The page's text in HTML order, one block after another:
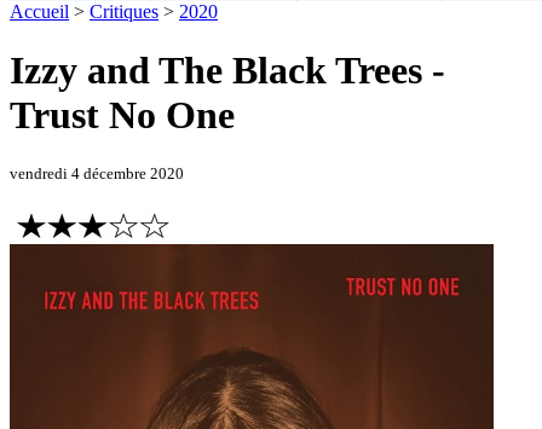
Accueil > Critiques > 2020
Izzy and The Black Trees -
Trust No One
vendredi 4 décembre 2020